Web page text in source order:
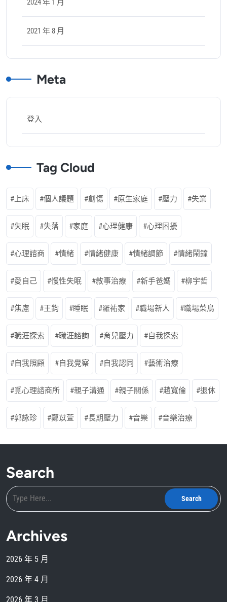
2024 年 1 月
2021 年 8 月
Meta
登入
Tag Cloud
上床 個人議題 創傷 原生家庭 壓力 失業
失眠 失落 家庭 心理健康 心理困擾
心理諮商 情緒 情緒健康 情緒調節 情緒鬧鐘
愛自己 慢性失眠 敘事治療 新手爸媽 柳宇哲
焦慮 王鈞 睡眠 羅祐家 職場新人 職場菜鳥
職涯探索 職涯諮詢 育兒壓力 自我探索
自我照顧 自我覺察 自我認同 藝術治療
覓心理諮商所 親子溝通 親子關係 趙寬倫 退休
郭詠珍 鄭苡萱 長期壓力 音樂 音樂治療
Search
Archives
2026 年 5 月
2026 年 4 月
2026 年 3 月